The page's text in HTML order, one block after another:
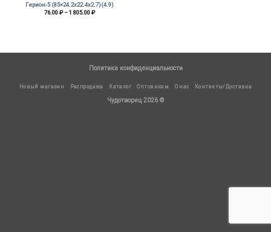
Герион-5 (85×24.2х22.4х2.7)(4.9)
76.00₽ – 1 805.00₽Диапазон
Политика конфиденциальности
Новый магазин Распродажа Каталог Оптовикам О нас Контакты/Доставка
Чудотворец 2026 ©